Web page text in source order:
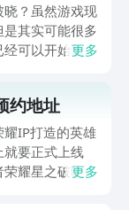
？虽然游戏现
其实可能很多
可以开始预约
，那么这到底
一起看看游戏
更多
约地址
IP打造的英雄
就要正式上线
耀星之破晓预
更多